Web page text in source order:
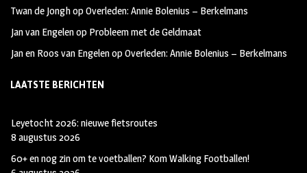
Twan de JonghopOverleden: Annie Bolenius – Berkelmans
Jan van Engelenop Probleem met de Geldmaat
Jan en Roos van EngelenopOverleden: Annie Bolenius – Berkelmans
LAATSTE BERICHTEN
Leyetocht 2026: nieuwe fietsroutes
8 augustus 2026
60+ en nog zin om te voetballen? Kom Walking Footballen!